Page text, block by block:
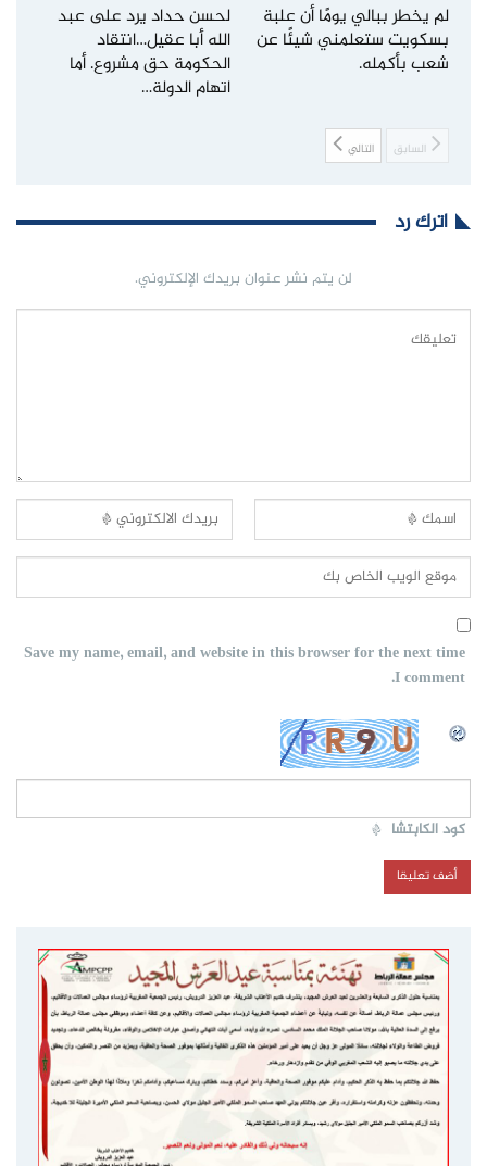
لم يخطر ببالي يومًا أن علبة
بسكويت ستعلمني شيئًا عن
شعب بأكمله.
لحسن حداد يرد على عبد
الله أبا عقيل…انتقاد
الحكومة حق مشروع. أما
اتهام الدولة…
السابق التالي
اترك رد
لن يتم نشر عنوان بريدك الإلكتروني.
Save my name, email, and website in this browser for the next time
I comment.
كود الكابتشا *